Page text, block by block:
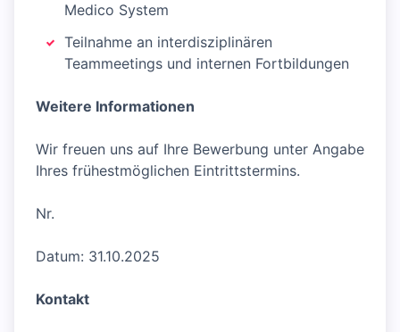
Medico System
Teilnahme an interdisziplinären
Teammeetings und internen Fortbildungen
Weitere Informationen
Wir freuen uns auf Ihre Bewerbung unter Angabe
Ihres frühestmöglichen Eintrittstermins.
Nr.
Datum: 31.10.2025
Kontakt